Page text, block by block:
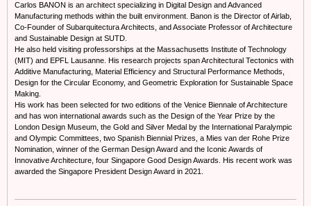
Carlos BANON is an architect specializing in Digital Design and Advanced
Manufacturing methods within the built environment. Banon is the Director of Airlab,
Co-Founder of Subarquitectura Architects, and Associate Professor of Architecture
and Sustainable Design at SUTD.
He also held visiting professorships at the Massachusetts Institute of Technology
(MIT) and EPFL Lausanne. His research projects span Architectural Tectonics with
Additive Manufacturing, Material Efficiency and Structural Performance Methods,
Design for the Circular Economy, and Geometric Exploration for Sustainable Space
Making.
His work has been selected for two editions of the Venice Biennale of Architecture
and has won international awards such as the Design of the Year Prize by the
London Design Museum, the Gold and Silver Medal by the International Paralympic
and Olympic Committees, two Spanish Biennial Prizes, a Mies van der Rohe Prize
Nomination, winner of the German Design Award and the Iconic Awards of
Innovative Architecture, four Singapore Good Design Awards. His recent work was
awarded the Singapore President Design Award in 2021.